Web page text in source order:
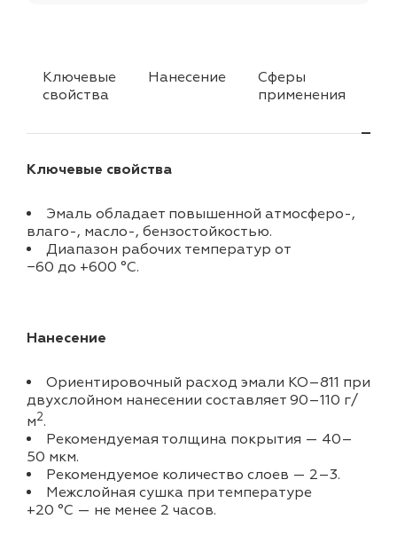
Ключевые
свойства
Нанесение
Сферы
применения
Ключевые свойства
Эмаль обладает повышенной атмосферо-,
влаго-, масло-, бензостойкостью.
Диапазон рабочих температур от
−60 до +600 °C.
Нанесение
Ориентировочный расход эмали КО–811 при
двухслойном нанесении составляет 90–110 г/
м2.
Рекомендуемая толщина покрытия — 40–
50 мкм.
Рекомендуемое количество слоев — 2–3.
Межслойная сушка при температуре
+20 °C — не менее 2 часов.